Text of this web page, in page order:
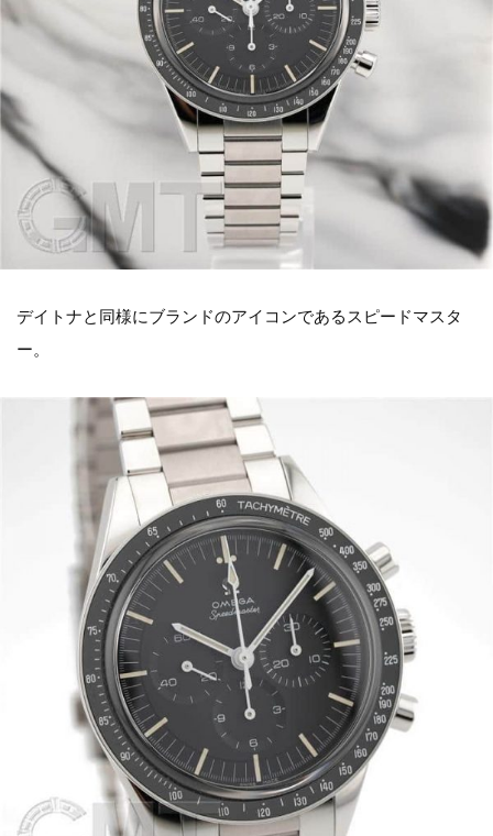
デイトナと同様にブランドのアイコンであるスピードマスタ
ー。